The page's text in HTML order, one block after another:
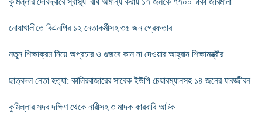
নোয়াখালীতে বিএনপির ১২ নেতাকর্মীসহ ৩৫ জন গ্রেফতার
নতুন শিক্ষাক্রম নিয়ে অপ্রচার ও গুজবে কান না দেওয়ার আহ্বান শিক্ষামন্ত্রীর
ছাত্রদল নেতা হত্যা: কালিরবাজারের সাবেক ইউপি চেয়ারম্যানসহ ১৪ জনের যাবজ্জীবন
কুমিল্লার সদর দক্ষিণ থেকে নারীসহ ৩ মাদক কারবারি আটক